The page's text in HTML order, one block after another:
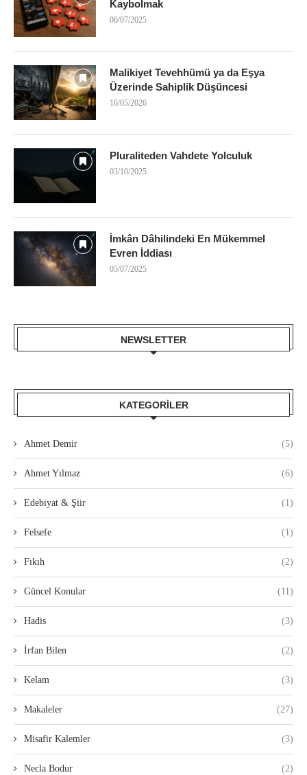
Kaybolmak
06/07/2025
Malikiyet Tevehhümü ya da Eşya
Üzerinde Sahiplik Düşüncesi
16/05/2026
Pluraliteden Vahdete Yolculuk
03/10/2025
İmkân Dâhilindeki En Mükemmel
Evren İddiası
05/07/2025
NEWSLETTER
KATEGORILER
Ahmet Demir (5)
Ahmet Yılmaz (6)
Edebiyat & Şiir (1)
Felsefe (1)
Fıkıh (2)
Güncel Konular (11)
Hadis (3)
İrfan Bilen (2)
Kelam (3)
Makaleler (27)
Misafir Kalemler (3)
Necla Bodur (2)